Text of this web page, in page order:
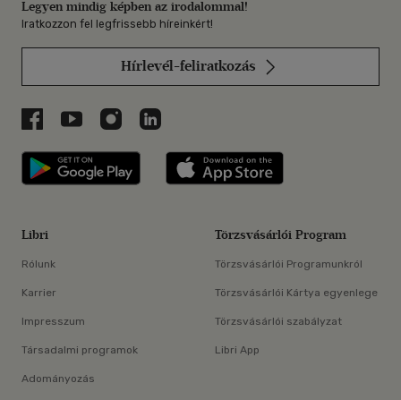
Legyen mindig képben az irodalommal!
Iratkozzon fel legfrissebb híreinkért!
Hírlevél-feliratkozás
Libri a Facebookon
Libri a Youtube-on
Libri az Instagramon
Libri a LinkedInen
Libri applikáció Szerezd meg: Google
Libri
Rólunk
Karrier
Impresszum
Társadalmi programok
Adományozás
Törzsvásárlói Program
Törzsvásárlói Programunkról
Törzsvásárlói Kártya egyenlege
Törzsvásárlói szabályzat
Libri App